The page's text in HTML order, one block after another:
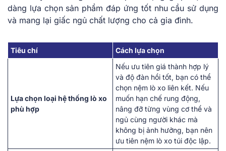
dàng lựa chọn sản phẩm đáp ứng tốt nhu cầu sử dụng
và mang lại giấc ngủ chất lượng cho cả gia đình.
Tiêu chí Cách lựa chọn
Lựa chọn loại hệ thống lò xo
phù hợp
Nếu ưu tiên giá thành hợp lý
và độ đàn hồi tốt, bạn có thể
chọn nệm lò xo liên kết. Nếu
muốn hạn chế rung động,
nâng đỡ từng vùng cơ thể và
ngủ cùng người khác mà
không bị ảnh hưởng, bạn nên
ưu tiên nệm lò xo túi độc lập.